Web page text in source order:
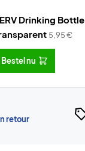
Drinking Bottle
5,95€
Bestel nu
retour